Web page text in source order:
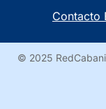
Contacto
© 2025